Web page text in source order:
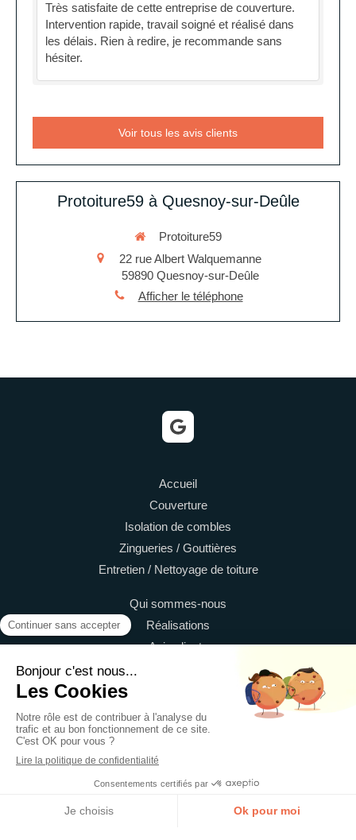
Très satisfaite de cette entreprise de couverture.
Intervention rapide, travail soigné et réalisé dans
les délais. Rien à redire, je recommande sans
hésiter.
Voir tous les avis clients
Protoiture59 à Quesnoy-sur-Deûle
Protoiture59
22 rue Albert Walquemanne
59890 Quesnoy-sur-Deûle
Afficher le téléphone
Accueil
Couverture
Isolation de combles
Zingueries / Gouttières
Entretien / Nettoyage de toiture
Qui sommes-nous
Réalisations
Avis clients
©2021 Protoiture59 - Couverture, zingueur
Mentions légales
Création et référencement du site par Simplébo